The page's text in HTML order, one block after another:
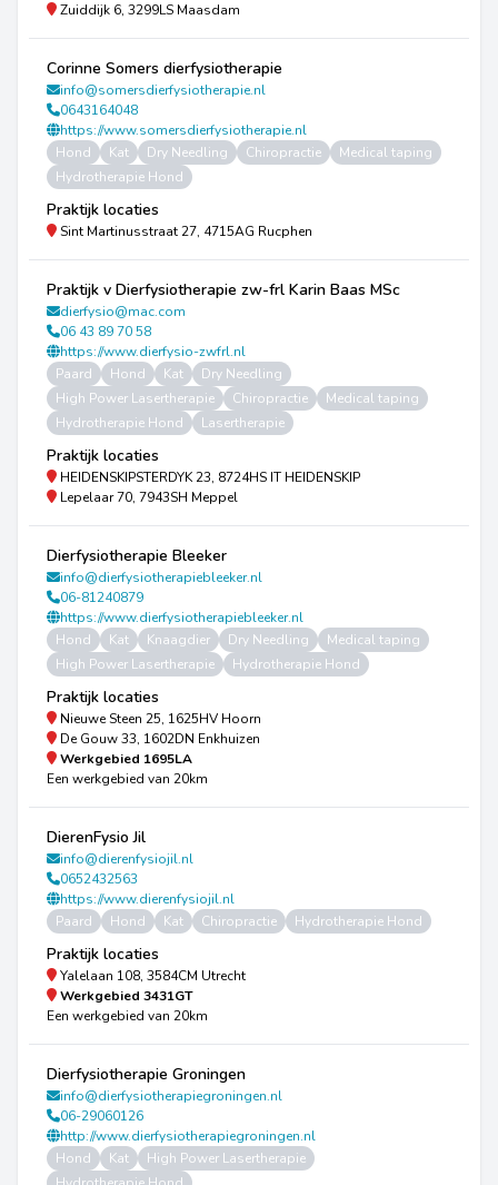
Zuiddijk 6, 3299LS Maasdam
Corinne Somers dierfysiotherapie
info@somersdierfysiotherapie.nl
0643164048
https://www.somersdierfysiotherapie.nl
Hond
Kat Dry Needling Chiropractie
Medical taping
Hydrotherapie Hond
Praktijk locaties
Sint Martinusstraat 27, 4715AG Rucphen
Praktijk v Dierfysiotherapie zw-frl Karin Baas MSc
dierfysio@mac.com
06 43 89 70 58
https://www.dierfysio-zwfrl.nl
Paard
Hond Kat
Dry Needling
High Power Lasertherapie
Chiropractie
Medical taping
Hydrotherapie Hond
Lasertherapie
Praktijk locaties
HEIDENSKIPSTERDYK 23, 8724HS IT HEIDENSKIP
Lepelaar 70, 7943SH Meppel
Dierfysiotherapie Bleeker
info@dierfysiotherapiebleeker.nl
06-81240879
https://www.dierfysiotherapiebleeker.nl
Hond
Kat Knaagdier Dry Needling
Medical taping
High Power Lasertherapie
Hydrotherapie Hond
Praktijk locaties
Nieuwe Steen 25, 1625HV Hoorn
De Gouw 33, 1602DN Enkhuizen
Werkgebied 1695LA
Een werkgebied van 20km
DierenFysio Jil
info@dierenfysiojil.nl
0652432563
https://www.dierenfysiojil.nl
Paard
Hond Kat Chiropractie Hydrotherapie Hond
Praktijk locaties
Yalelaan 108, 3584CM Utrecht
Werkgebied 3431GT
Een werkgebied van 20km
Dierfysiotherapie Groningen
info@dierfysiotherapiegroningen.nl
06-29060126
http://www.dierfysiotherapiegroningen.nl
Hond
Kat
High Power Lasertherapie